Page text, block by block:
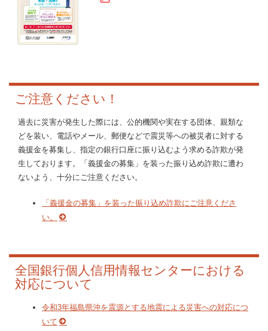
ご注意ください！
過去に災害が発生した際には、公的機関や実在する団体、親類な
どを装い、電話やメール、郵便などで震災等への被災者に対する
義援金を募集し、指定の銀行口座に振り込むよう求める詐欺が発
生しております。「義援金の募集」を装った振り込め詐欺に遭わ
ないよう、十分にご注意ください。
「義援金の募集」を装った振り込め詐欺にご注意くださ
い。
全国銀行個人信用情報センターにおける
対応について
令和3年福島県沖を震源とする地震による災害への対応につ
いて